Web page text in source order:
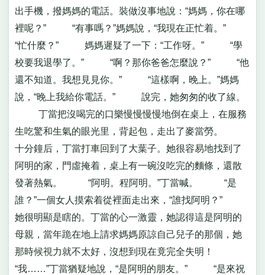
出手機，撥媽媽的電話。裝做沒事地說：“媽媽，你在哪
裡呢？” “有事嗎？”媽媽說，“我現在正忙着。”
“忙什麼？” 媽媽遲疑了一下：“工作呀。” “學
校要我退學了。” “啊？那你爸爸怎麼說？” “他
還不知道。我想見見你。” “這樣啊，晚上。”媽媽
說，“晚上我給你電話。” 說完，她匆匆的收了線。
丁當把沒喝完的口樂慢慢慢慢地倒在桌上，在服務
生吃驚和生氣的眼光里，背起包，走出了麥當勞。
十分鐘后，丁當打車回到了大葉子。她很容易地找到了
阿明的家，門虛掩着，桌上有一碗沒吃完的麵條，還散
發著熱氣。 “阿明。程阿明。”丁當喊。 “是
誰？”一個女人摸索着從裡面走出來，“誰找阿明？”
她很明顯是瞎的。丁當的心一激靈，她認得這是阿明的
母親，當年跪在地上請求媽媽原諒自己兒子的那個，她
那時候視力就不太好，沒想到現在竟完全失明！
“我……”丁當猶疑地說，“是阿明的朋友。” “是來祝